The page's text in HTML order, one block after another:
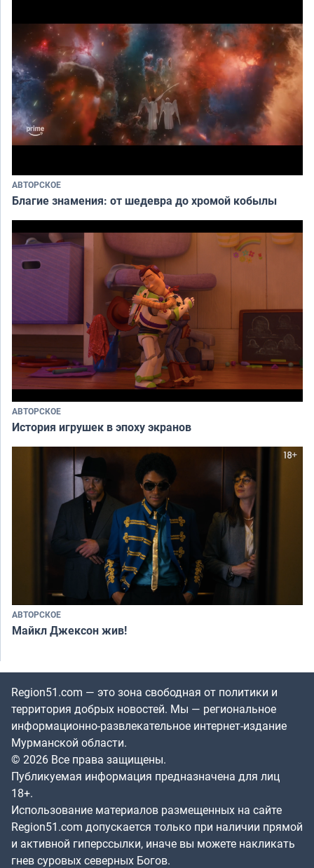
АВТОРСКОЕ
Благие знамения: от шедевра до хромой кобылы
АВТОРСКОЕ
История игрушек в эпоху экранов
АВТОРСКОЕ
Майкл Джексон жив!
Region51.com — это зона свободная от политики и
территория добрых новостей. Мы — региональное
информационно-развлекательное интернет-издание
Мурманской области.
© 2026 Все права защищены.
Публикуемая информация предназначена для лиц
18+.
Использование материалов размещенных на сайте
Region51.com допускается только при наличии прямой
и активной гиперссылки, иначе вы можете накликать
гнев суровых северных Богов.